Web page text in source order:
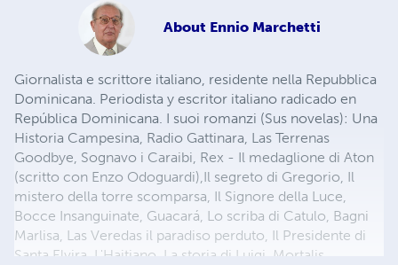
About Ennio Marchetti
Giornalista e scrittore italiano, residente nella Repubblica
Dominicana. Periodista y escritor italiano radicado en
República Dominicana. I suoi romanzi (Sus novelas): Una
Historia Campesina, Radio Gattinara, Las Terrenas
Goodbye, Sognavo i Caraibi, Rex - Il medaglione di Aton
(scritto con Enzo Odoguardi),Il segreto di Gregorio, Il
mistero della torre scomparsa, Il Signore della Luce,
Bocce Insanguinate, Guacará, Lo scriba di Catulo, Bagni
Marlisa, Las Veredas il paradiso perduto, Il Presidente di
Santa Elvira, L'Haitiano, La storia di Luigi, Mortalis,